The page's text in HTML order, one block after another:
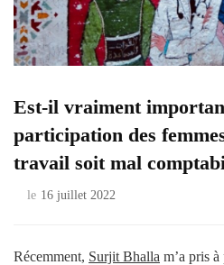
Est-il vraiment
participation des
travail soit mal
le 16 juillet 2022
Récemment, Surjit Bhalla m’a pris